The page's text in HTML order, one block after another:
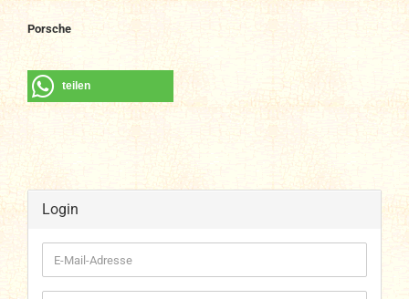
Porsche
teilen
Login
E-
Mail-
Adresse